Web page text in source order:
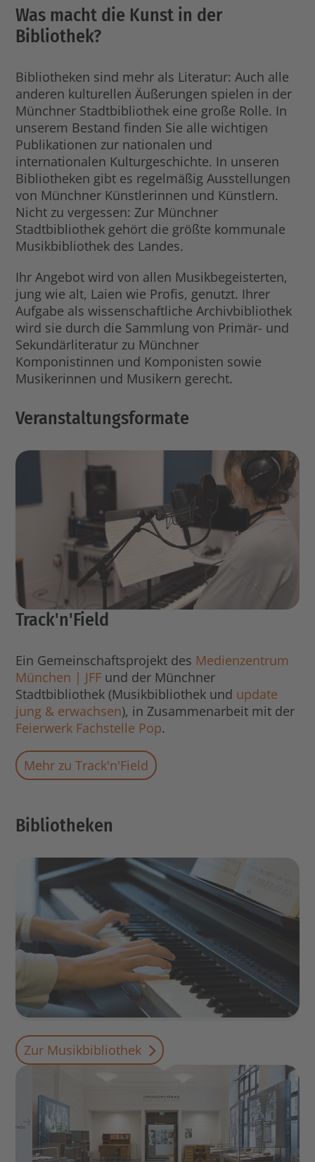
Was macht die Kunst in der
Bibliothek?
Bibliotheken sind mehr als Literatur: Auch alle
anderen kulturellen Äußerungen spielen in der
Münchner Stadtbibliothek eine große Rolle. In
unserem Bestand finden Sie alle wichtigen
Publikationen zur nationalen und
internationalen Kulturgeschichte. In unseren
Bibliotheken gibt es regelmäßig Ausstellungen
von Münchner Künstlerinnen und Künstlern.
Nicht zu vergessen: Zur Münchner
Stadtbibliothek gehört die größte kommunale
Musikbibliothek des Landes.
Ihr Angebot wird von allen Musikbegeisterten,
jung wie alt, Laien wie Profis, genutzt. Ihrer
Aufgabe als wissenschaftliche Archivbibliothek
wird sie durch die Sammlung von Primär- und
Sekundärliteratur zu Münchner
Komponistinnen und Komponisten sowie
Musikerinnen und Musikern gerecht.
Veranstaltungsformate
Track'n'Field
Ein Gemeinschaftsprojekt des Medienzentrum
München | JFF und der Münchner
Stadtbibliothek (Musikbibliothek und update
jung & erwachsen), in Zusammenarbeit mit der
Feierwerk Fachstelle Pop.
Mehr zu Track'n'Field
Bibliotheken
Zur Musikbibliothek